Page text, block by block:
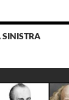
SINISTRA